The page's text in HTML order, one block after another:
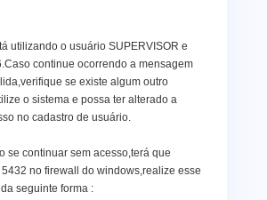
utilizando o usuário SUPERVISOR e
continue ocorrendo a mensagem
se existe algum outro
o sistema e possa ter alterado a
no cadastro de usuário.
se continuar sem acesso,terá que
no firewall do windows,realize esse
seguinte forma :